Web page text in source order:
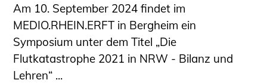
Am 10. September 2024 findet im
MEDIO.RHEIN.ERFT in Bergheim ein
Symposium unter dem Titel „Die
Flutkatastrophe 2021 in NRW - Bilanz und
Lehren“ ...